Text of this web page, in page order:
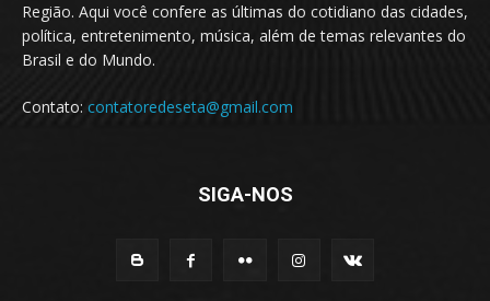
Região. Aqui você confere as últimas do cotidiano das cidades,
política, entretenimento, música, além de temas relevantes do
Brasil e do Mundo.
Contato: contatoredeseta@gmail.com
SIGA-NOS